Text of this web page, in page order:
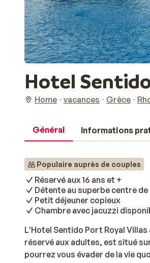
Hotel
Home vacances Grèce
Général Informations
Populaire auprès de couples
Réservé aux 16 ans et +
Détente au superbe centre
Petit déjeuner copieux
Chambre avec jacuzzi
L'Hotel Sentido Port Royal
réservé aux adultes, est situé
pourrez vous évader de la vie